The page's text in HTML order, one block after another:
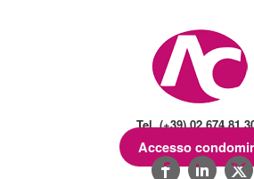
Tel. (+39)
Accesso